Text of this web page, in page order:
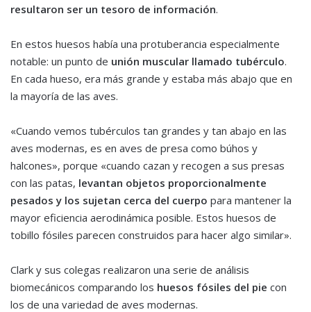
resultaron ser un tesoro de información.
En estos huesos había una protuberancia especialmente
notable: un punto de unión muscular llamado tubérculo.
En cada hueso, era más grande y estaba más abajo que en
la mayoría de las aves.
«Cuando vemos tubérculos tan grandes y tan abajo en las
aves modernas, es en aves de presa como búhos y
halcones», porque «cuando cazan y recogen a sus presas
con las patas, levantan objetos proporcionalmente
pesados y los sujetan cerca del cuerpo para mantener la
mayor eficiencia aerodinámica posible. Estos huesos de
tobillo fósiles parecen construidos para hacer algo similar».
Clark y sus colegas realizaron una serie de análisis
biomecánicos comparando los huesos fósiles del pie con
los de una variedad de aves modernas.